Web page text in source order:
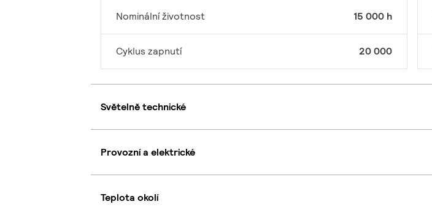
Nominální životnost 15 000 h
Cyklus zapnutí 20 000
Světelně technické
Provozní a elektrické
Teplota okolí